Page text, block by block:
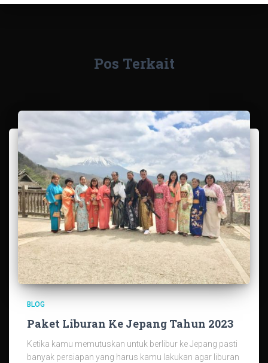
Pos Terkait
BLOG
Paket Liburan Ke Jepang Tahun 2023
Ketika kamu memutuskan untuk berlibur ke Jepang pasti
banyak persiapan yang harus kamu lakukan agar liburan